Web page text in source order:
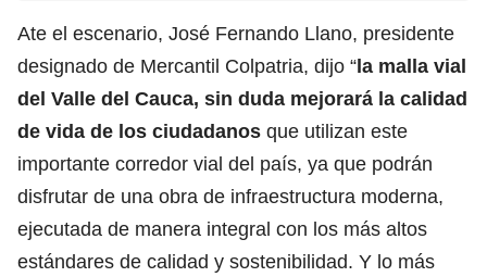
Ate el escenario, José Fernando Llano, presidente
designado de Mercantil Colpatria, dijo “la malla vial
del Valle del Cauca, sin duda mejorará la calidad
de vida de los ciudadanos que utilizan este
importante corredor vial del país, ya que podrán
disfrutar de una obra de infraestructura moderna,
ejecutada de manera integral con los más altos
estándares de calidad y sostenibilidad. Y lo más